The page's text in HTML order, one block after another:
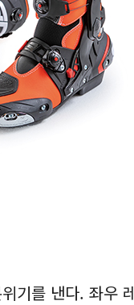
기를 낸다. 좌우